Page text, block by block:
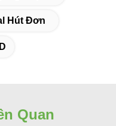
Hút Đơn
Quan